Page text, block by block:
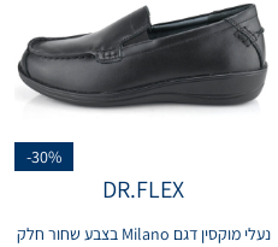
-30%
DR.FLEX
נעלי מוקסין דגם Milano בצבע שחור חלק